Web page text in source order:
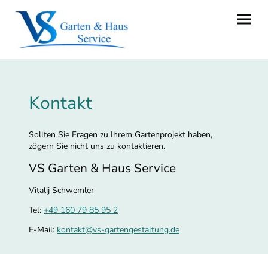
Kontakt
Sollten Sie Fragen zu Ihrem Gartenprojekt haben,
zögern Sie nicht uns zu kontaktieren.
VS Garten & Haus Service
Vitalij Schwemler
Tel: +49 160 79 85 95 2
E-Mail: kontakt@vs-gartengestaltung.de